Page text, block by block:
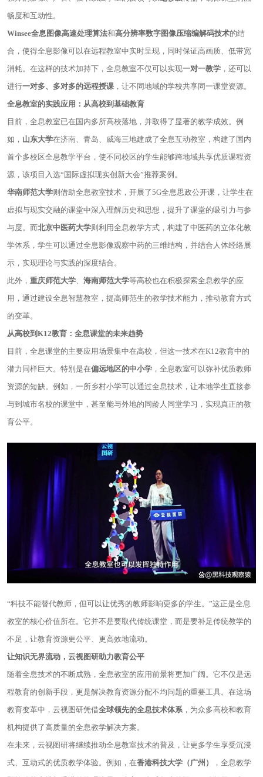
畅度和互动性。
Winsee全息图像高速处理算法和高分辨率数字图像压缩编解码技术的结
合，使得全息影像可以在远程教室中实时呈现，同时保证高画质、低带宽
消耗。在这样的技术加持下，全息教室不仅可以实现一对一教学，还可以
进行一对多、多对多的远程授课，让不同地域的学校共享同一课堂资源。
全息教室的实践应用：从高校到基础教育
目前，全息教室已在国内多所高校落地，并取得了显著的教学成效。例
如， 山东大学在济南、青岛、威海三地建成了全息互动教室，构建了国内
首个多校区全息教学平台，使不同校区的学生能够跨地域共享优质课程资
源，该项目入选“国际虚拟现实创新大会”推荐案例。
华南师范大学则借助全息教室技术，开展了5G全息思政公开课，让学生在
虚拟与现实交融的课堂中深入理解历史和思想，提升了课堂的吸引力与参
与度。而北京中医药大学则利用全息教学方式，构建了中医药的立体化教
学体系，学生可以通过全息影像观察中药的三维结构，并结合人体经络展
示，实现理论与实践的深度结合。
此外， 重庆师范大学、 海南师范大学等高校也在积极探索全息教学的应
用，通过建设全息智慧教室，提高师范生的教学技术能力，推动教育方式
的变革。
从高校到 K12教育：全息课堂的未来趋势
目前，全息课堂的主要应用场景集中在高校，但这一技术在K12教育中的
潜力同样巨大。特别是在偏远地区的中小学，全息教室可以弥补优质教师
资源的短缺。例如，一所乡村小学可以通过全息技术，让本地学生直接参
与到城市名校的课堂中，甚至能与外地的同龄人同堂学习，实现真正的教
育公平。
“科技不能替代教师，但可以让优秀的教师影响更多的学生。”这正是全息
教室的核心价值所在。它并不是要取代传统课堂，而是要补足传统教学的
不足，让教育资源更公平、更高效地流动。
让知识无界流动，云视图研助力教育公平
随着全息技术的不断成熟，全息教室的应用前景将更加广阔。它不仅是远
程教育的创新手段，更是解决教育资源分配不均问题的重要工具。在这场
教育变革中，云视图研凭借全球领先的全息技术体系，为众多高校和教育
机构提供了高质量的全息教学解决方案。
在未来，云视图研将继续推动全息教室技术的普及，让更多学生享受沉浸
式、互动式的优质教学体验。例如，在香港科技大学（广州）
，全息教学